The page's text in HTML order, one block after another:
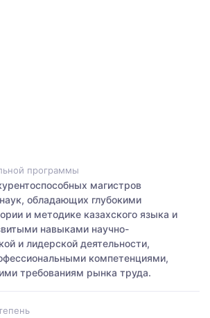
программы
магистров
обладающих глубокими
и методике казахского языка и
навыками научно-
и лидерской деятельности,
компетенциями,
требованиям рынка труда.